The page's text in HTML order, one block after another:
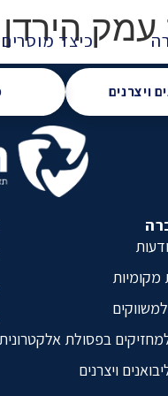
כיצד
ויצרנים
עמק
מקומיות
בפסולת אלקטרונית
ויצרנים